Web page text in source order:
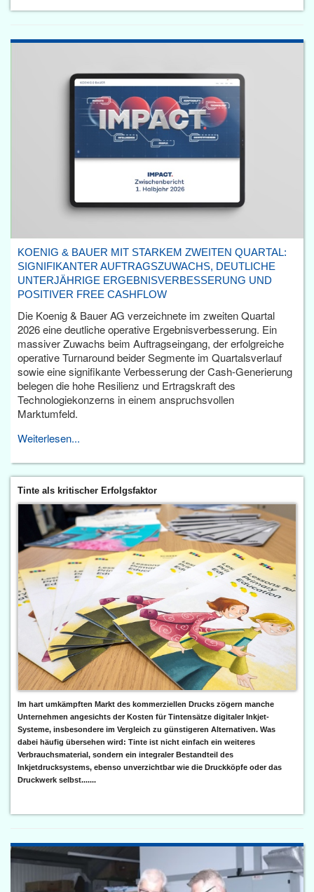
KOENIG & BAUER MIT STARKEM ZWEITEN QUARTAL:
SIGNIFIKANTER AUFTRAGSZUWACHS, DEUTLICHE
UNTERJÄHRIGE ERGEBNISVERBESSERUNG UND
POSITIVER FREE CASHFLOW
Die Koenig & Bauer AG verzeichnete im zweiten Quartal
2026 eine deutliche operative Ergebnisverbesserung. Ein
massiver Zuwachs beim Auftragseingang, der erfolgreiche
operative Turnaround beider Segmente im Quartalsverlauf
sowie eine signifikante Verbesserung der Cash-Generierung
belegen die hohe Resilienz und Ertragskraft des
Technologiekonzerns in einem anspruchsvollen
Marktumfeld.
Weiterlesen...
Tinte als kritischer Erfolgsfaktor
Im hart umkämpften Markt des kommerziellen Drucks zögern manche
Unternehmen angesichts der Kosten für Tintensätze digitaler Inkjet-
Systeme, insbesondere im Vergleich zu günstigeren Alternativen. Was
dabei häufig übersehen wird: Tinte ist nicht einfach ein weiteres
Verbrauchsmaterial, sondern ein integraler Bestandteil des
Inkjetdrucksystems, ebenso unverzichtbar wie die Druckköpfe oder das
Druckwerk selbst.......